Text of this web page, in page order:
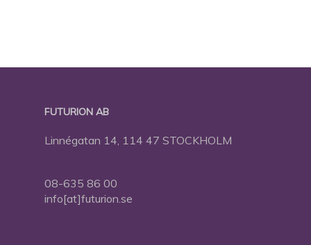
FUTURION AB
Linnégatan 14, 114 47 STOCKHOLM
08-635 86 00
info[at]futurion.se